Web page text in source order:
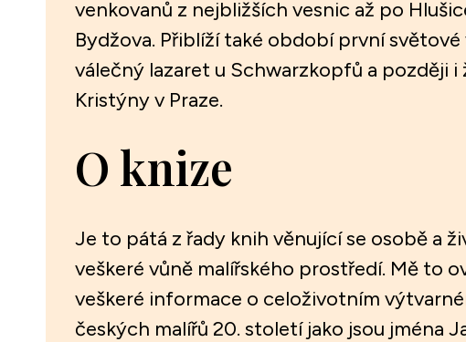
venkovanů z nejbližších vesnic až po
Bydžova. Přiblíží také období první světové
válečný lazaret u Schwarzkopfů a později i
Kristýny v Praze.
O knize
Je to pátá z řady knih věnující se osobě a
veškeré vůně malířského prostředí. Mě to
veškeré informace o celoživotním
českých malířů 20. století jako jsou jména